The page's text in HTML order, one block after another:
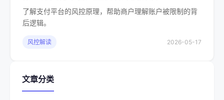
了解支付平台的风控原理，帮助商户理解账户被限制的背
后逻辑。
风控解读 2026-05-17
文章分类